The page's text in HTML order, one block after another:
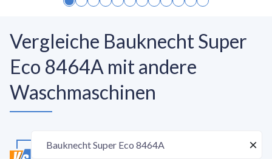
Vergleiche Bauknecht Super
Eco 8464A mit andere
Waschmaschinen